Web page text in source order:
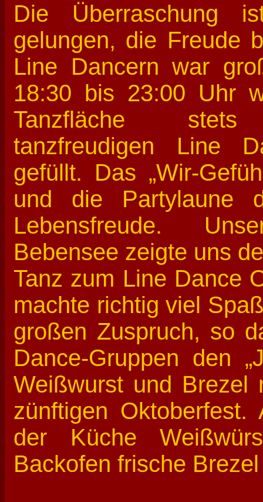
Die Überraschung
gelungen, die Freude
Line Dancern war
18:30 bis 23:00 Uhr
Tanzfläche
tanzfreudigen Line
gefüllt. Das „Wir-
und die Partylaune
Lebensfreude.
Bebensee zeigte uns
Tanz zum Line Dance
machte richtig viel
großen Zuspruch, so
Dance-Gruppen den
Weißwurst und Brezel
zünftigen
der Küche
Backofen frische